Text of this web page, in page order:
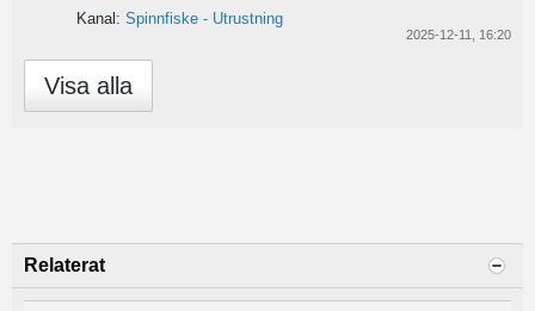
Kanal: Spinnfiske - Utrustning
2025-12-11, 16:20
Visa alla
Relaterat